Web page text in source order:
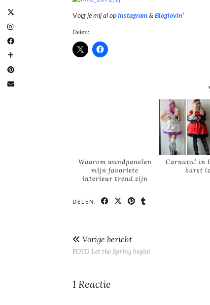
Volg je mij al opInstagram& Bloglovin’
Delen:
Waarom wandpanelen
mijn favoriete
interieur trend zijn
Carnaval in
barst
DELEN:
Vorige bericht
FOTD Let the Spring begin!
1 Reactie